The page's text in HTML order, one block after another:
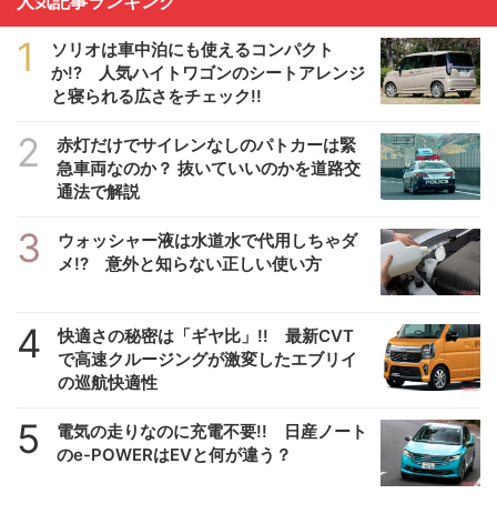
1
ソリオは車中泊にも使えるコンパクト
か!? 人気ハイトワゴンのシートアレンジ
と寝られる広さをチェック!!
2
赤灯だけでサイレンなしのパトカーは緊
急車両なのか？ 抜いていいのかを道路交
通法で解説
3
ウォッシャー液は水道水で代用しちゃダ
メ!? 意外と知らない正しい使い方
4
快適さの秘密は「ギヤ比」!! 最新CVT
で高速クルージングが激変したエブリイ
の巡航快適性
5
電気の走りなのに充電不要!! 日産ノート
のe-POWERはEVと何が違う？